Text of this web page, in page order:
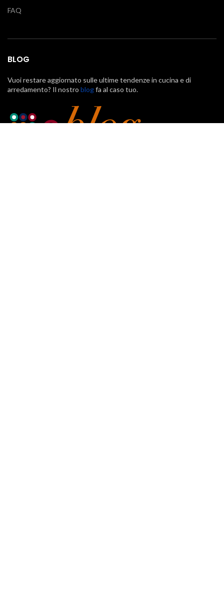
FAQ
BLOG
Vuoi restare aggiornato sulle ultime tendenze in cucina e di
arredamento? Il nostro blogfa al caso tuo.